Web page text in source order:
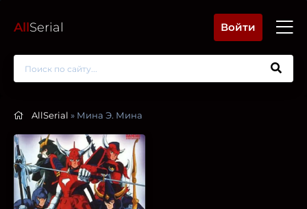
AllSerial Войти
AllSerial » Мина Э. Мина